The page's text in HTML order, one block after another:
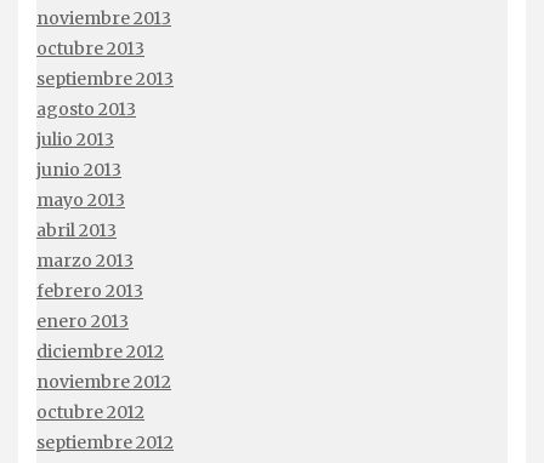
noviembre 2013
octubre 2013
septiembre 2013
agosto 2013
julio 2013
junio 2013
mayo 2013
abril 2013
marzo 2013
febrero 2013
enero 2013
diciembre 2012
noviembre 2012
octubre 2012
septiembre 2012